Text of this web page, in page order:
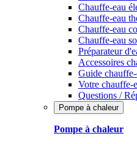
Chauffe-eau
Chauffe-eau
Chauffe-eau
Chauffe-eau
Préparateur
Accessoires
Guide chauffe-
Votre chauffe-
Questions /
Pompe à chaleur
Pompe à chaleur